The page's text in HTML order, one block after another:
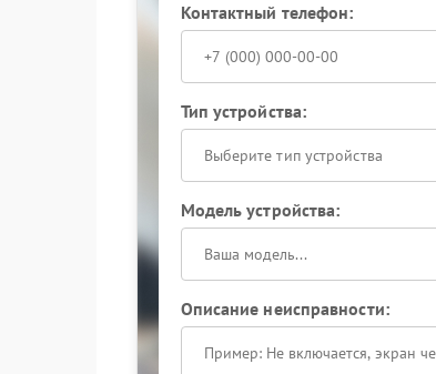
Контактный телефон:
Тип устройства:
Выберите тип устройства
Модель устройства:
Описание неисправности: